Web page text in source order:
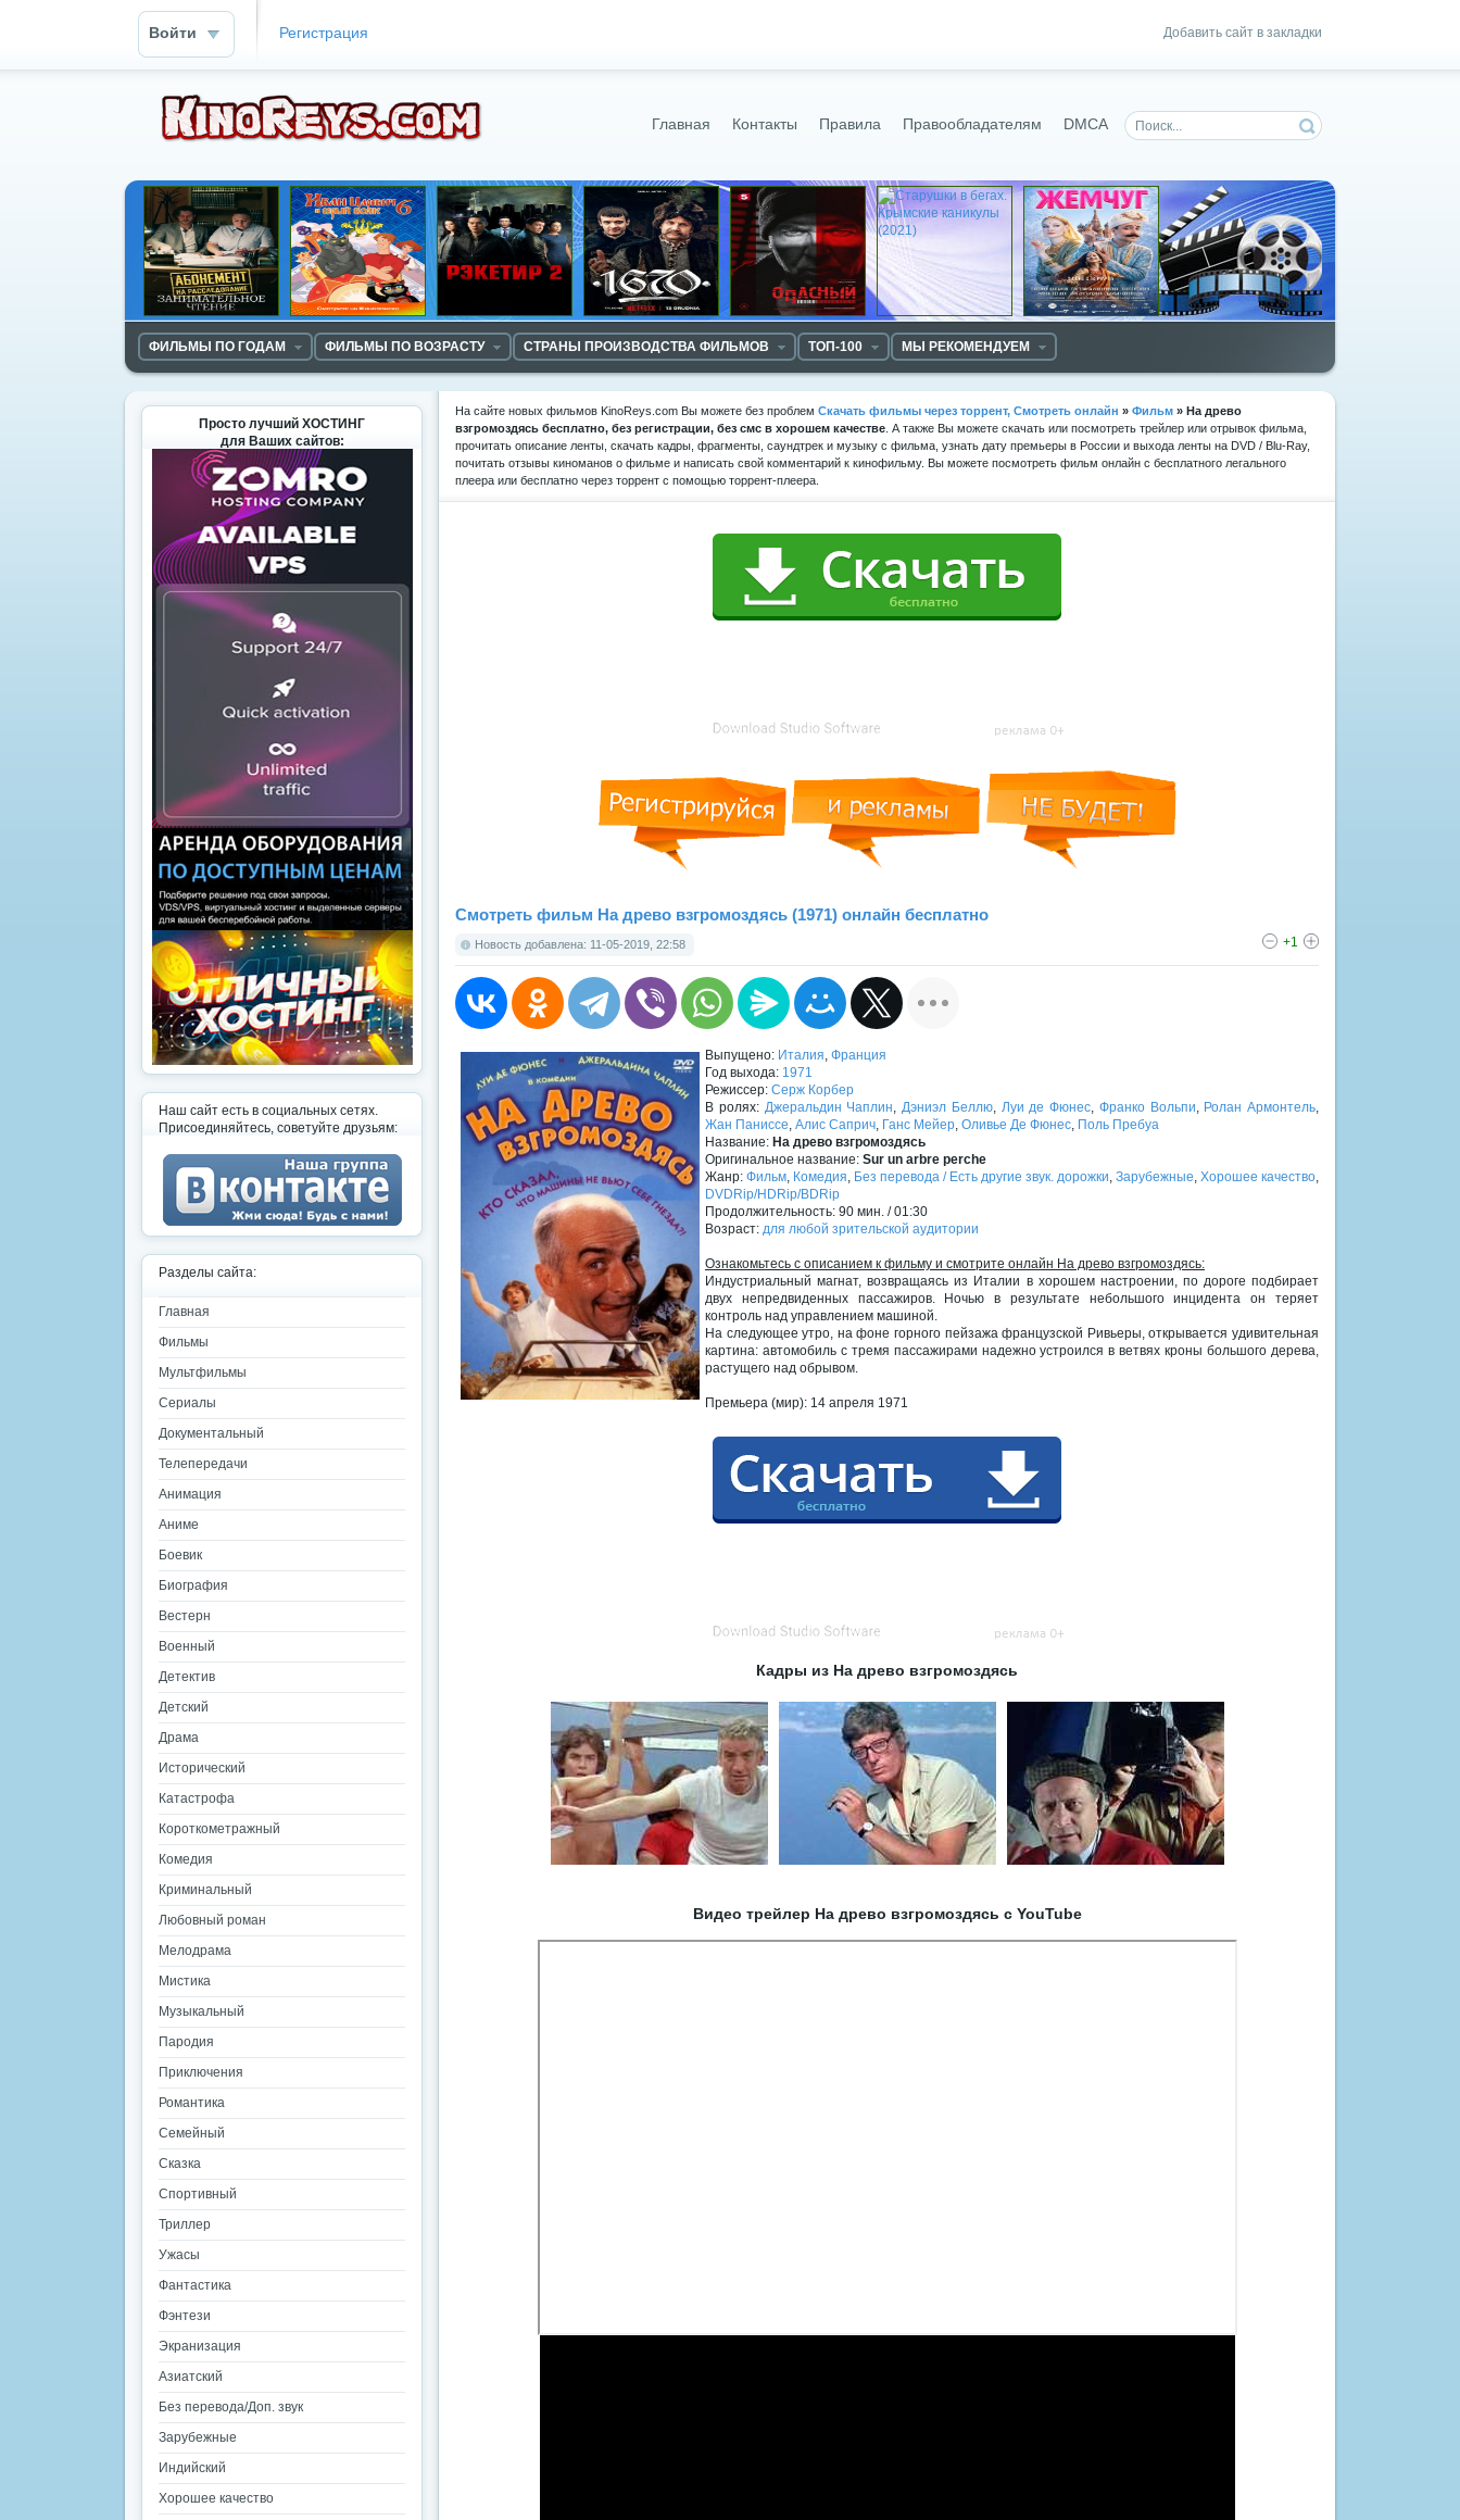
Добавить сайт в закладки
Войти Регистрация
Главная Контакты Правила Правообладателям DMCA
ФИЛЬМЫ ПО ГОДАМ ФИЛЬМЫ ПО ВОЗРАСТУ СТРАНЫ ПРОИЗВОДСТВА ФИЛЬМОВ ТОП-100 МЫ РЕКОМЕНДУЕМ
На сайте новых фильмов KinoReys.com Вы можете без проблем Скачать фильмы через торрент, Смотреть онлайн » Фильм » На древо
взгромоздясь бесплатно, без регистрации, без смс в хорошем качестве . А также Вы можете скачать или посмотреть трейлер или отрывок фильма,
прочитать описание ленты, скачать кадры, фрагменты, саундтрек и музыку с фильма, узнать дату премьеры в России и выхода ленты на DVD / Blu-Ray,
почитать отзывы киноманов о фильме и написать свой комментарий к кинофильму. Вы можете посмотреть фильм онлайн с бесплатного легального
плеера или бесплатно через торрент с помощью торрент-плеера.
Смотреть фильм На древо взгромоздясь (1971) онлайн бесплатно
Новость добавлена: 11-05-2019, 22:58 +1
Выпущено: Италия, Франция
Год выхода: 1971
Режиссер: Серж Корбер
В ролях: Джеральдин Чаплин, Дэниэл Беллю, Луи де Фюнес, Франко Вольпи, Ролан Армонтель,
Жан Паниссе, Алис Саприч, Ганс Мейер, Оливье Де Фюнес, Поль Пребуа
Название: На древо взгромоздясь
Оригинальное название: Sur un arbre perche
Жанр: Фильм, Комедия, Без перевода / Есть другие звук. дорожки, Зарубежные, Хорошее качество,
DVDRip/HDRip/BDRip
Продолжительность: 90 мин. / 01:30
Возраст: для любой зрительской аудитории
Ознакомьтесь с описанием к фильму и смотрите онлайн На древо взгромоздясь:
Индустриальный магнат, возвращаясь из Италии в хорошем настроении, по дороге подбирает
двух непредвиденных пассажиров. Ночью в результате небольшого инцидента он теряет
контроль над управлением машиной.
На следующее утро, на фоне горного пейзажа французской Ривьеры, открывается удивительная
картина: автомобиль с тремя пассажирами надежно устроился в ветвях кроны большого дерева,
растущего над обрывом.
Премьера (мир): 14 апреля 1971
Кадры из На древо взгромоздясь
Видео трейлер На древо взгромоздясь с YouTube
Просто лучший ХОСТИНГ
для Ваших сайтов:
Наш сайт есть в социальных сетях.
Присоединяйтесь, советуйте друзьям:
Разделы сайта:
Главная
Фильмы
Мультфильмы
Сериалы
Документальный
Телепередачи
Анимация
Аниме
Боевик
Биография
Вестерн
Военный
Детектив
Детский
Драма
Исторический
Катастрофа
Короткометражный
Комедия
Криминальный
Любовный роман
Мелодрама
Мистика
Музыкальный
Пародия
Приключения
Романтика
Семейный
Сказка
Спортивный
Триллер
Ужасы
Фантастика
Фэнтези
Экранизация
Азиатский
Без перевода/Доп. звук
Зарубежные
Индийский
Хорошее качество